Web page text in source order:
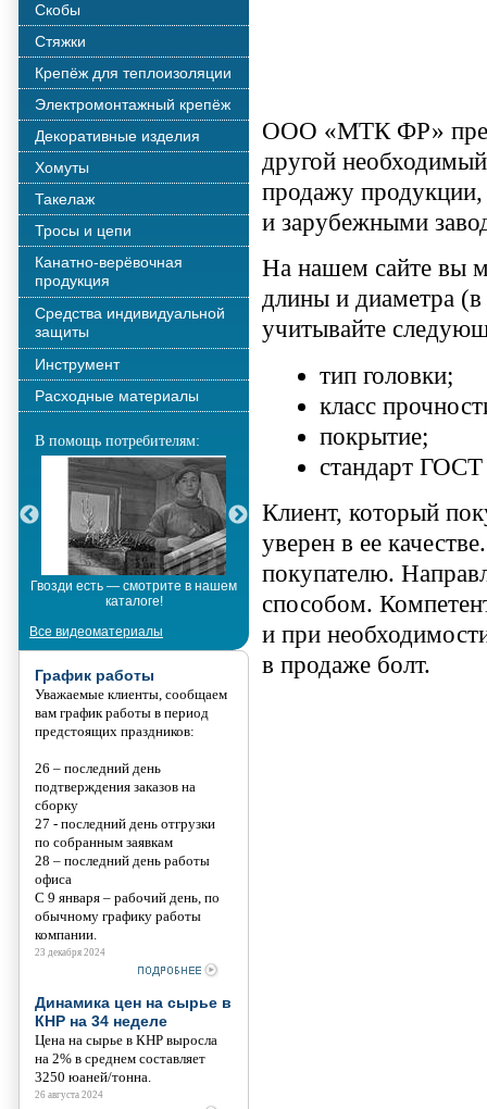
Скобы
Стяжки
Крепёж для теплоизоляции
Электромонтажный крепёж
Декоративные изделия
Хомуты
Такелаж
Тросы и цепи
Канатно-верёвочная
продукция
Средства индивидуальной
защиты
Инструмент
Расходные материалы
В помощь потребителям:
Гвозди есть — смотрите в нашем
каталоге!
Металлополимерные тросы
Танис
Все видеоматериалы
График работы
Уважаемые клиенты, сообщаем
вам график работы в период
предстоящих праздников:
26 – последний день
подтверждения заказов на
сборку
27 - последний день отгрузки
по собранным заявкам
28 – последний день работы
офиса
С 9 января – рабочий день, по
обычному графику работы
компании.
23 декабря 2024
Динамика цен на сырье в
КНР на 34 неделе
Цена на сырье в КНР выросла
на 2% в среднем составляет
3250 юаней/тонна.
26 августа 2024
ООО «МТК ФР»
другой
продажу
и зарубежными
На нашем сайте вы
длины и диаметра
учитывайте
тип головки;
класс
покрытие;
стандарт
Клиент, который
уверен в ее
покупателю.
способом.
и при
в продаже болт.